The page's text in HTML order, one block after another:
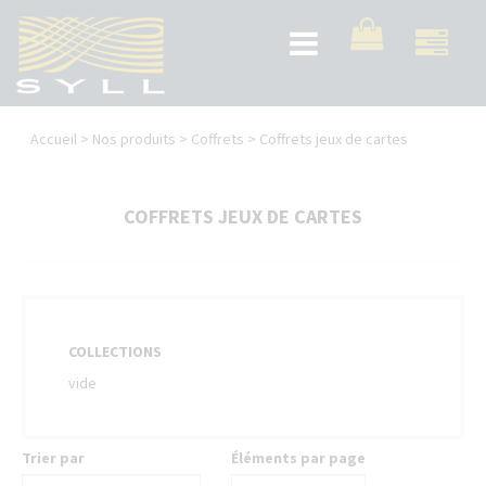
contenu
principal
Toggle
navigation
Vous
Accueil > Nos produits > Coffrets > Coffrets jeux de cartes
COFFRETS JEUX DE CARTES
COLLECTIONS
vide
Trier par Éléments par page